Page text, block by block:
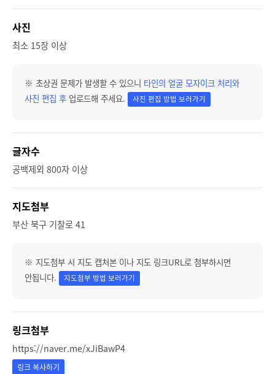
사진
최소 15장 이상
※ 초상권 문제가 발생할 수 있으니 타인의 얼굴 모자이크 처리와
사진 편집 후 업로드해 주세요. 사진 편집 방법 보러가기
글자수
공백제외 800자 이상
지도첨부
부산 북구 기찰로 41
※ 지도첨부 시 지도 캡처본 이나 지도 링크URL로 첨부하시면
안됩니다.
지도첨부 방법 보러가기
링크첨부
https://naver.me/xJiBawP4
링크 복사하기